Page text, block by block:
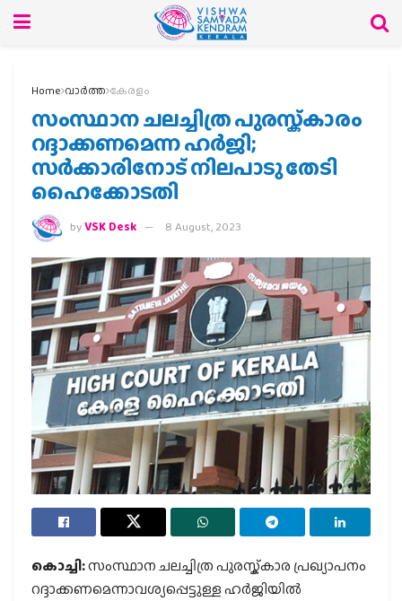
Home വാര്‍ത്ത കേരളം
സംസ്ഥാന ചലച്ചിത്ര പുരസ്ക്കാരം
റദ്ദാക്കണമെന്ന ഹർജി;
സർക്കാരിനോട് നിലപാടു തേടി
ഹൈക്കോടതി
byVSK Desk 8 August, 2023
കൊച്ചി:സംസ്ഥാന ചലച്ചിത്ര പുരസ്ക്കാര പ്രഖ്യാപനം
റദ്ദാക്കണമെന്നാവശ്യപ്പെട്ടുള്ള ഹർജിയിൽ